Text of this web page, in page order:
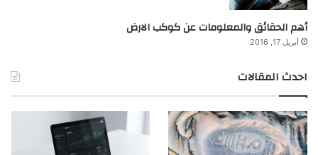
أهم الحقائق والمعلومات عن كوكب الارض
أبريل 17, 2016
احدث المقالات